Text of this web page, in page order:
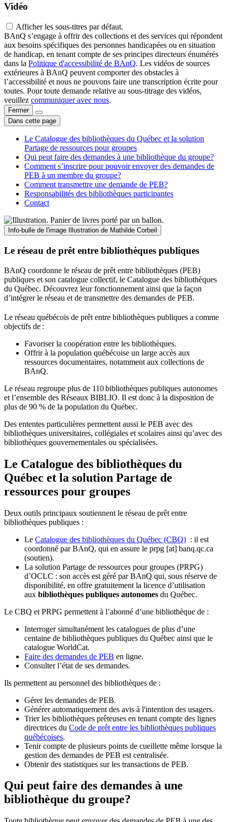
Vidéo
Afficher les sous-titres par défaut.
BAnQ s’engage à offrir des collections et des services qui répondent
aux besoins spécifiques des personnes handicapées ou en situation
de handicap, en tenant compte de ses principes directeurs énumérés
dans la Politique d'accessibilité de BAnQ. Les vidéos de sources
extérieures à BAnQ peuvent comporter des obstacles à
l’accessibilité et nous ne pouvons faire une transcription écrite pour
toutes. Pour toute demande relative au sous-titrage des vidéos,
veuillez communiquer avec nous.
Fermer
Dans cette page
Le Catalogue des bibliothèques du Québec et la solution
Partage de ressources pour groupes
Qui peut faire des demandes à une bibliothèque du groupe?
Comment s’inscrire pour pouvoir envoyer des demandes de
PEB à un membre du groupe?
Comment transmettre une demande de PEB?
Responsabilités des bibliothèques participantes
Contact
Info-bulle de l'image Illustration de Mathilde Corbeil
Le réseau de prêt entre bibliothèques publiques
BAnQ coordonne le réseau de prêt entre bibliothèques (PEB)
publiques et son catalogue collectif, le Catalogue des bibliothèques
du Québec. Découvrez leur fonctionnement ainsi que la façon
d’intégrer le réseau et de transmettre des demandes de PEB.
Le réseau québécois de prêt entre bibliothèques publiques a comme
objectifs de :
Favoriser la coopération entre les bibliothèques.
Offrir à la population québécoise un large accès aux
ressources documentaires, notamment aux collections de
BAnQ.
Le réseau regroupe plus de 110bibliothèques publiques autonomes
et l’ensemble des Réseaux BIBLIO. Il est donc à la disposition de
plus de 90 % de la population du Québec.
Des ententes particulières permettent aussi le PEB avec des
bibliothèques universitaires, collégiales et scolaires ainsi qu’avec des
bibliothèques gouvernementales ou spécialisées.
Le Catalogue des bibliothèques du
Québec et la solution Partage de
ressources pour groupes
Deux outils principaux soutiennent le réseau de prêt entre
bibliothèques publiques :
Le Catalogue des bibliothèques du Québec (CBQ) : il est
coordonné par BAnQ, qui en assure le prpg [at] banq.qc.ca
(soutien).
La solution Partage de ressources pour groupes (PRPG)
d’OCLC : son accès est géré par BAnQ qui, sous réserve de
disponibilité, en offre gratuitement la licence d’utilisation
aux bibliothèques publiques autonomes du Québec.
Le CBQ et PRPG permettent à l’abonné d’une bibliothèque de :
Interroger simultanément les catalogues de plus d’une
centaine de bibliothèques publiques du Québec ainsi que le
catalogue WorldCat.
Faire des demandes de PEB en ligne.
Consulter l’état de ses demandes.
Ils permettent au personnel des bibliothèques de :
Gérer les demandes de PEB.
Générer automatiquement des avis à l'intention des usagers.
Trier les bibliothèques prêteuses en tenant compte des lignes
directrices du Code de prêt entre les bibliothèques publiques
québécoises.
Tenir compte de plusieurs points de cueillette même lorsque la
gestion des demandes de PEB est centralisée.
Obtenir des statistiques sur les transactions de PEB.
Qui peut faire des demandes à une
bibliothèque du groupe?